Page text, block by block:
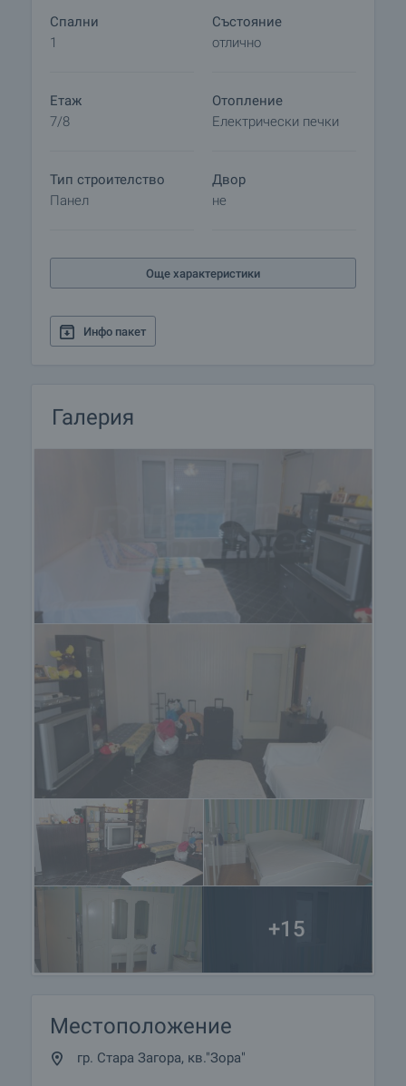
Спални
1
Състояние
отлично
Етаж
7/8
Отопление
Електрически печки
Тип строителство
Панел
Двор
не
Още характеристики
Инфо пакет
Галерия
+15
Местоположение
гр. Стара Загора, кв."Зора"